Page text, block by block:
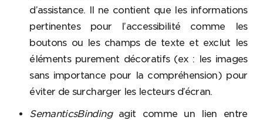
d’assistance. Il ne contient que les informations
pertinentes pour l’accessibilité comme les
boutons ou les champs de texte et exclut les
éléments purement décoratifs (ex : les images
sans importance pour la compréhension) pour
éviter de surcharger les lecteurs d’écran.
SemanticsBindingagit comme un lien entre